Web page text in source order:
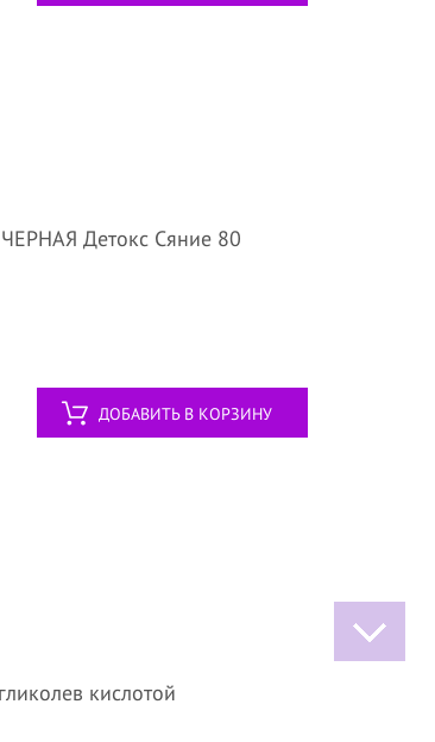
Детокс Сяние 80
ДОБАВИТЬ В КОРЗИНУ
кислотой